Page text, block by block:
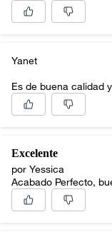
Yanet
Es de buena calidad
Excelente
por Yessica
Acabado Perfecto,